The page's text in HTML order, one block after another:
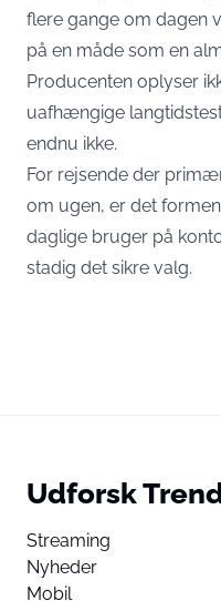
flere gange om dagen
på en måde som en
Producenten oplyser
uafhængige
endnu ikke.
For rejsende der
om ugen, er det
daglige bruger på
stadig det sikre valg.
Udforsk
Streaming
Nyheder
Mobil